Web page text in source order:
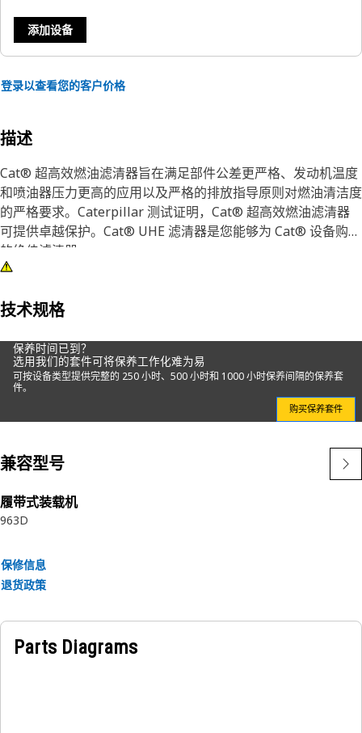
添加设备
登录以查看您的客户价格
描述
Cat® 超高效燃油滤清器旨在满足部件公差更严格、发动机温度
和喷油器压力更高的应用以及严格的排放指导原则对燃油清洁度
的严格要求。Caterpillar 测试证明，Cat® 超高效燃油滤清器
可提供卓越保护。Cat® UHE 滤清器是您能够为 Cat® 设备购买
的绝佳滤清器。
通过燃油滤清器的颗粒的尺寸和数量。从持续时间的角度来看，
试的喷油器更耐用。此外，喷油器的磨损和燃油泄漏显著减少。
请参阅测试结果。
Cat® 燃油滤清器采用坚固的一体式罐头设计和比金属更清洁、
更坚固的非金属中心管制造，可最大程度地提高清洁度并减少潜
如果您希望最大限度提高生产率，请选择设备制造商提供的滤清
器。Cat® 滤清器始终是 Cat® 机器的最佳选择。
下方式帮助避免过早的效率损失和故障：
专有的过滤介质提供卓越保护
螺旋粗纱可提高褶皱稳定性
尼龙中心管可防止金属污染
用于防止泄漏的模制端盖
技术规格
保养时间已到？
选用我们的套件可将保养工作化难为易
可按设备类型提供完整的 250 小时、500 小时和 1000 小时保养间隔的保养套
件。
购买保养套件
兼容型号
履带式装载机
963D
保修信息
退货政策
Parts Diagrams